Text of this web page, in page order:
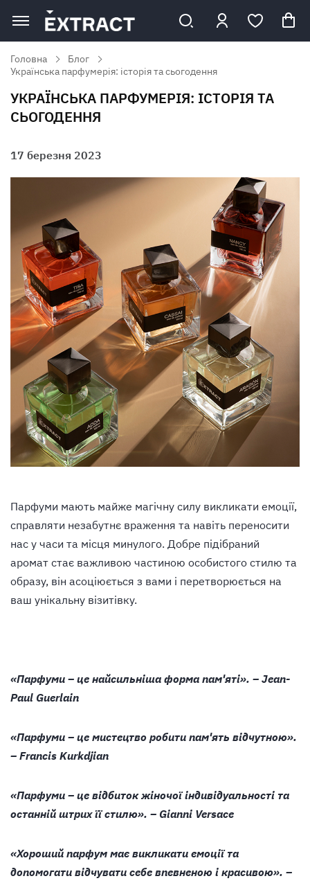
Головна
Блог
Українська парфумерія: історія та сьогодення
УКРАЇНСЬКА ПАРФУМЕРІЯ: ІСТОРІЯ ТА
СЬОГОДЕННЯ
17 березня 2023
Парфуми мають майже магічну силу викликати емоції,
справляти незабутнє враження та навіть переносити
нас у часи та місця минулого. Добре підібраний
аромат стає важливою частиною особистого стилю та
образу, він асоціюється з вами і перетворюється на
ваш унікальну візитівку.
«Парфуми – це найсильніша форма пам'яті». – Jean-
Paul Guerlain
«Парфуми – це мистецтво робити пам'ять відчутною».
– Francis Kurkdjian
«Парфуми – це відбиток жіночої індивідуальності та
останній штрих її стилю». – Gianni Versace
«Хороший парфум має викликати емоції та
допомогати відчувати себе впевненою і красивою». –